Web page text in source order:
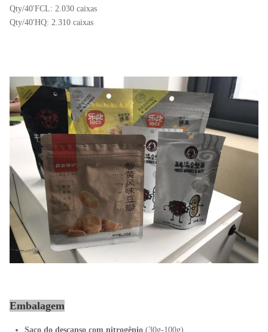
Qty/40'FCL: 2.030 caixas
Qty/40'HQ: 2.310 caixas
Embalagem
Saco do descanso com nitrogênio (30g-100g)